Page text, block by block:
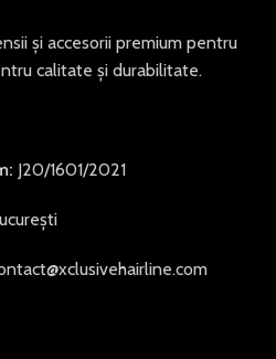
și accesorii premium pentru
calitate și durabilitate.
J20/1601/2021